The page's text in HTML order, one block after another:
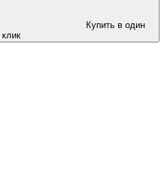
Купить в один
клик